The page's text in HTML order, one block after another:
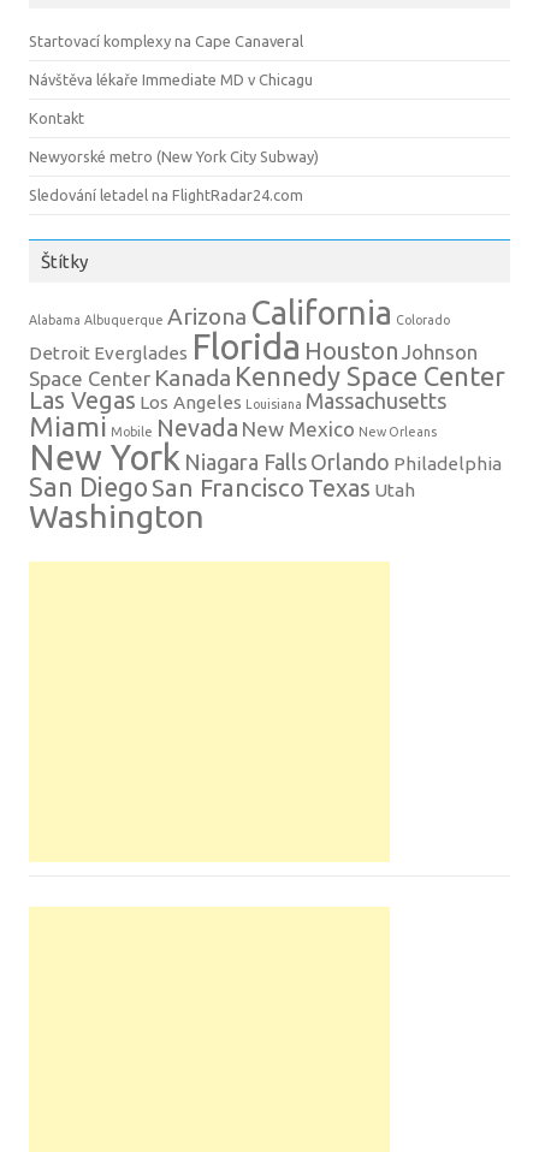
Startovací komplexy na Cape Canaveral
Návštěva lékaře Immediate MD v Chicagu
Kontakt
Newyorské metro (New York City Subway)
Sledování letadel na FlightRadar24.com
Štítky
Alabama Albuquerque Arizona California Colorado
Detroit Everglades Florida Houston Johnson
Space Center Kanada Kennedy Space Center
Las Vegas Los Angeles Louisiana Massachusetts
Miami Mobile Nevada New Mexico New Orleans
New York Niagara Falls Orlando Philadelphia
San Diego San Francisco Texas Utah
Washington